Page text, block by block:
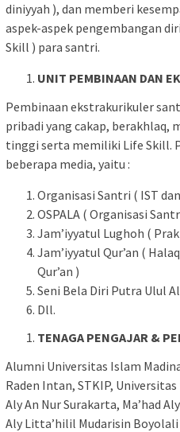
diniyyah ), dan memberi
aspek-aspek pengembangan
Skill ) para santri.
UNIT PEMBINAAN DAN
Pembinaan ekstrakurikuler
pribadi yang cakap, berakhlaq,
tinggi serta memiliki Life Skill.
beberapa media, yaitu :
Organisasi Santri ( IST dan
OSPALA ( Organisasi
Jam’iyyatul Lughoh (
Jam’iyyatul Qur’an (
Qur’an )
Seni Bela Diri Putra Ulul
Dll.
TENAGA PENGAJAR &
Alumni Universitas Islam
Raden Intan, STKIP,
Aly An Nur Surakarta, Ma’had
Aly Litta’hilil Mudarisin Boyolali